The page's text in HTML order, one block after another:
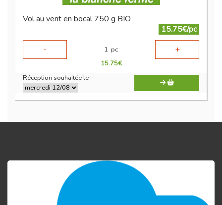
Vol au vent en bocal 750 g BIO
15.75€/pc
-
1 pc +
15.75€
Réception souhaitée le